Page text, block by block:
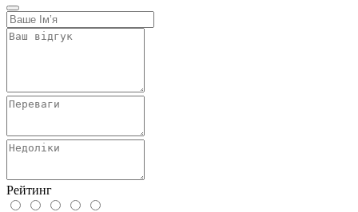
Рейтинг